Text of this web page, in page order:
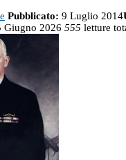
Pubblicato: 9 Luglio 2014
Giugno 2026 555 letture